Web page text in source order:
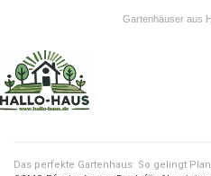
Gartenhäuser aus
Das perfekte Gartenhaus: So gelingt